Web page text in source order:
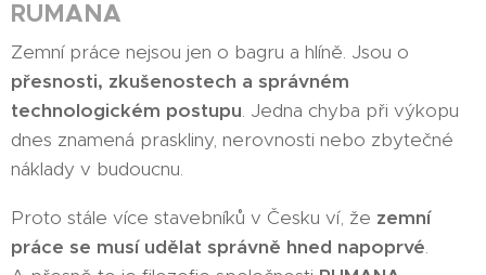
RUMANA
Zemní práce nejsou jen o bagru a hlíně. Jsou o
přesnosti, zkušenostech a správném
technologickém postupu. Jedna chyba při výkopu
dnes znamená praskliny, nerovnosti nebo zbytečné
náklady v budoucnu.
Proto stále více stavebníků v Česku ví, že zemní
práce se musí udělat správně hned napoprvé.